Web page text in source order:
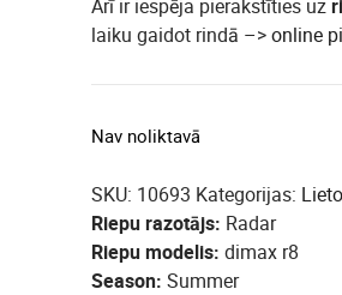
Arī ir iespēja pierakstīties uz
laiku gaidot rindā –>online
Nav noliktavā
SKU: 10693 Kategorijas:
Riepu razotājs Radar
Riepu modelis dimax r8
Season Summer